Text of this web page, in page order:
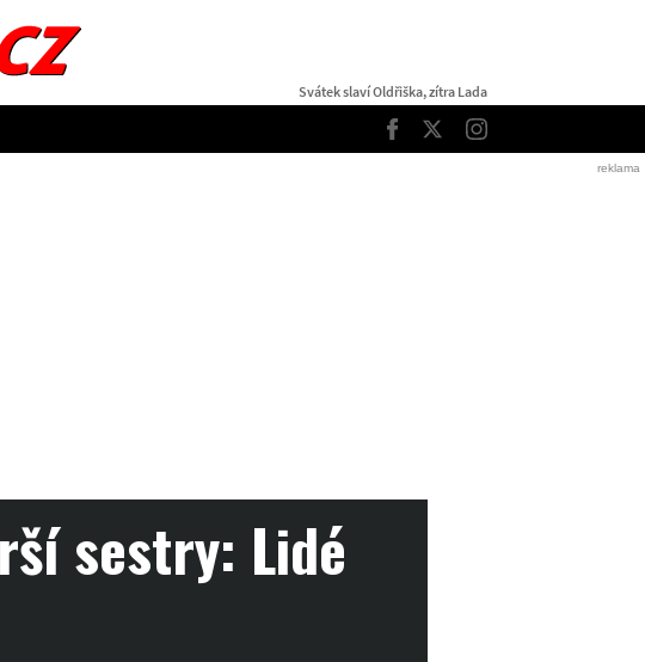
Svátek slaví Oldřiška, zítra Lada
Facebook
TwitterInstagram
sestry: Lidé